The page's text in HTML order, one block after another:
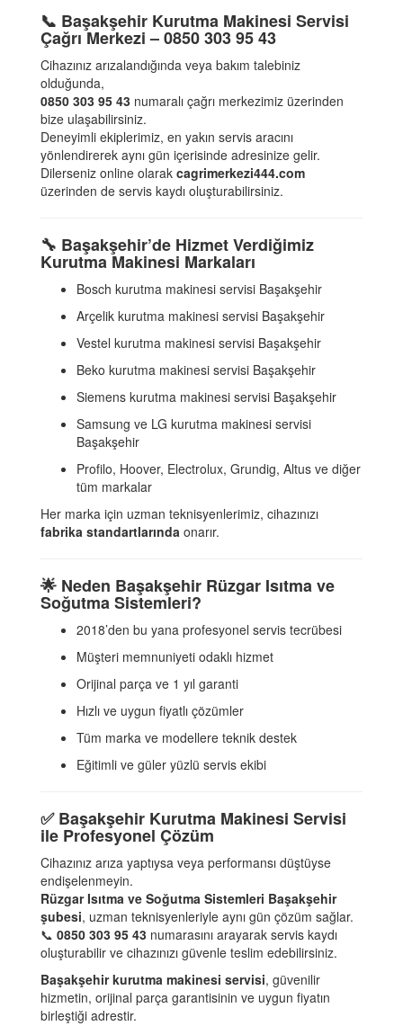
📞 Başakşehir Kurutma Makinesi Servisi
Çağrı Merkezi – 0850 303 95 43
Cihazınız arızalandığında veya bakım talebiniz
olduğunda,
0850 303 95 43 numaralı çağrı merkezimiz üzerinden
bize ulaşabilirsiniz.
Deneyimli ekiplerimiz, en yakın servis aracını
yönlendirerek aynı gün içerisinde adresinize gelir.
Dilerseniz online olarak cagrimerkezi444.com
üzerinden de servis kaydı oluşturabilirsiniz.
🔧 Başakşehir’de Hizmet Verdiğimiz
Kurutma Makinesi Markaları
Bosch kurutma makinesi servisi Başakşehir
Arçelik kurutma makinesi servisi Başakşehir
Vestel kurutma makinesi servisi Başakşehir
Beko kurutma makinesi servisi Başakşehir
Siemens kurutma makinesi servisi Başakşehir
Samsung ve LG kurutma makinesi servisi
Başakşehir
Profilo, Hoover, Electrolux, Grundig, Altus ve diğer
tüm markalar
Her marka için uzman teknisyenlerimiz, cihazınızı
fabrika standartlarında onarır.
🌟 Neden Başakşehir Rüzgar Isıtma ve
Soğutma Sistemleri?
2018’den bu yana profesyonel servis tecrübesi
Müşteri memnuniyeti odaklı hizmet
Orijinal parça ve 1 yıl garanti
Hızlı ve uygun fiyatlı çözümler
Tüm marka ve modellere teknik destek
Eğitimli ve güler yüzlü servis ekibi
✅Başakşehir Kurutma Makinesi Servisi
ile Profesyonel Çözüm
Cihazınız arıza yaptıysa veya performansı düştüyse
endişelenmeyin.
Rüzgar Isıtma ve Soğutma Sistemleri Başakşehir
şubesi, uzman teknisyenleriyle aynı gün çözüm sağlar.
📞 0850 303 95 43 numarasını arayarak servis kaydı
oluşturabilir ve cihazınızı güvenle teslim edebilirsiniz.
Başakşehir kurutma makinesi servisi, güvenilir
hizmetin, orijinal parça garantisinin ve uygun fiyatın
birleştiği adrestir.